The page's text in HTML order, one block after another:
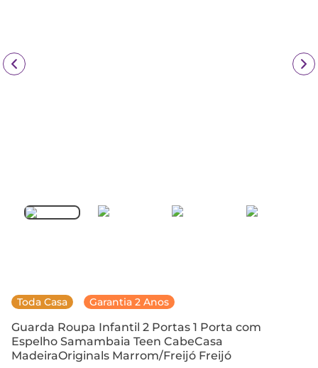
Toda Casa Garantia 2 Anos
Guarda Roupa Infantil 2 Portas 1 Porta com
Espelho Samambaia Teen CabeCasa
MadeiraOriginals Marrom/Freijó Freijó